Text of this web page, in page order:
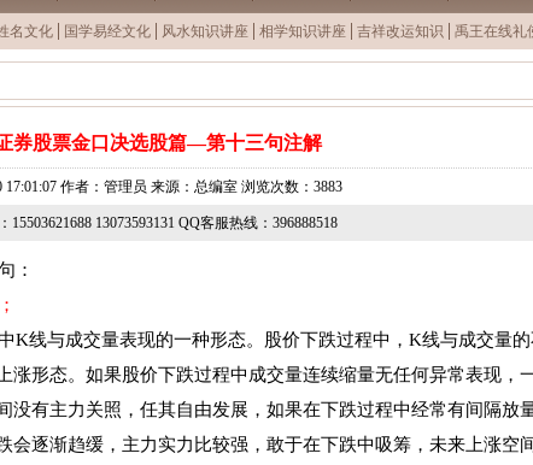
名文化 国学易经文化 风水知识讲座 相学知识讲座 吉祥改运知识 禹王在线礼
券股票金口决选股篇—第十三句注解
17:01:07 作者：管理员 来源：总编室 浏览次数：3883
15503621688 13073593131 QQ客服热线：396888518
：
K线与成交量表现的一种形态。股价下跌过程中， K线与成交量
涨形态。如果股价下跌过程中成交量连续缩量无任何异常表现，
没有主力关照，任其自由发展，如果在下跌过程中经常有间隔放
会逐渐趋缓，主力实力比较强，敢于在下跌中吸筹，未来上涨空